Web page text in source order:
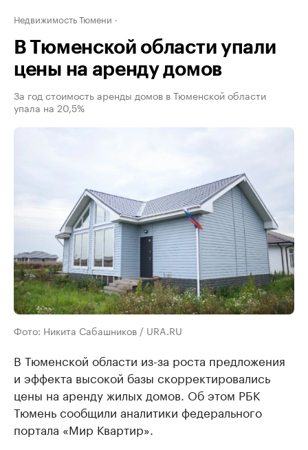
Недвижимость Тюмени
В Тюменской области упали
цены на аренду домов
За год стоимость аренды домов в Тюменской области
упала на 20,5%
Фото: Никита Сабашников / URA.RU
В Тюменской области из-за роста предложения
и эффекта высокой базы скорректировались
цены на аренду жилых домов. Об этом РБК
Тюмень сообщили аналитики федерального
портала «Мир Квартир».